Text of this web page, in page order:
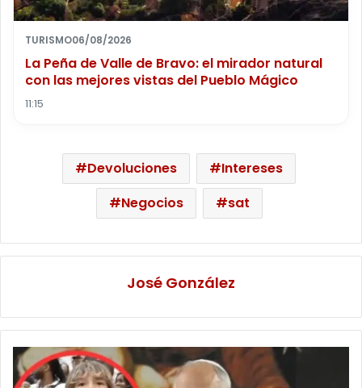
TURISMO06/08/2026
La Peña de Valle de Bravo: el mirador natural
con las mejores vistas del Pueblo Mágico
11:15
Devoluciones
Intereses
Negocios
sat
José González
VIDEO:
¡Se